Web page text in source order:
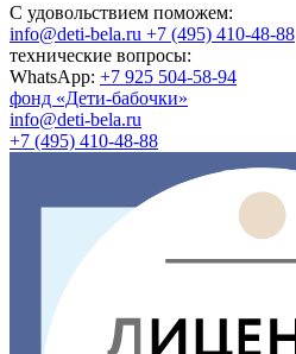
С удовольствием поможем:
info@deti-bela.ru +7 (495) 410-48-88
технические вопросы:
WhatsApp: +7 925 504-58-94
фонд «Дети-бабочки»
info@deti-bela.ru
+7 (495) 410-48-88